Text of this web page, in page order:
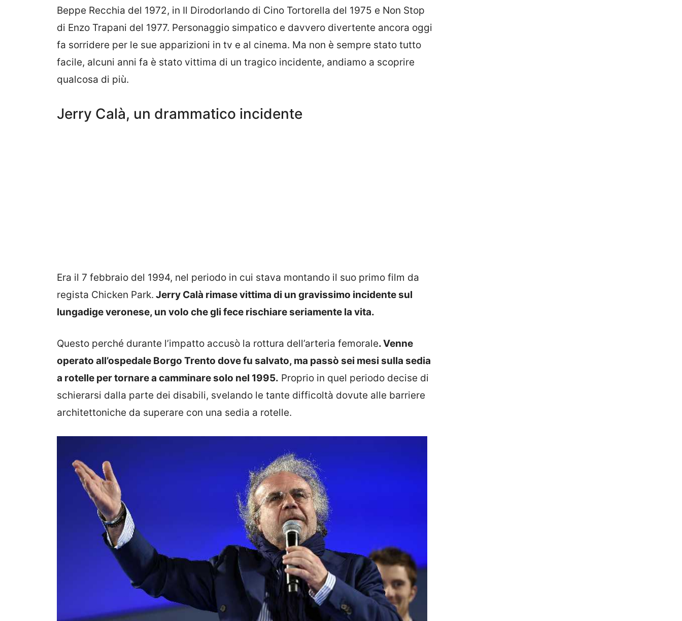
Beppe Recchia del 1972, in Il Dirodorlando di Cino Tortorella del 1975 e Non Stop
di Enzo Trapani del 1977. Personaggio simpatico e davvero divertente ancora oggi
fa sorridere per le sue apparizioni in tv e al cinema. Ma non è sempre stato tutto
facile, alcuni anni fa è stato vittima di un tragico incidente, andiamo a scoprire
qualcosa di più.
Jerry Calà, un drammatico incidente
Era il 7 febbraio del 1994, nel periodo in cui stava montando il suo primo film da
regista Chicken Park. Jerry Calà rimase vittima di un gravissimo incidente sul
lungadige veronese, un volo che gli fece rischiare seriamente la vita.
Questo perché durante l’impatto accusò la rottura dell’arteria femorale. Venne
operato all’ospedale Borgo Trento dove fu salvato, ma passò sei mesi sulla sedia
a rotelle per tornare a camminare solo nel 1995. Proprio in quel periodo decise di
schierarsi dalla parte dei disabili, svelando le tante difficoltà dovute alle barriere
architettoniche da superare con una sedia a rotelle.